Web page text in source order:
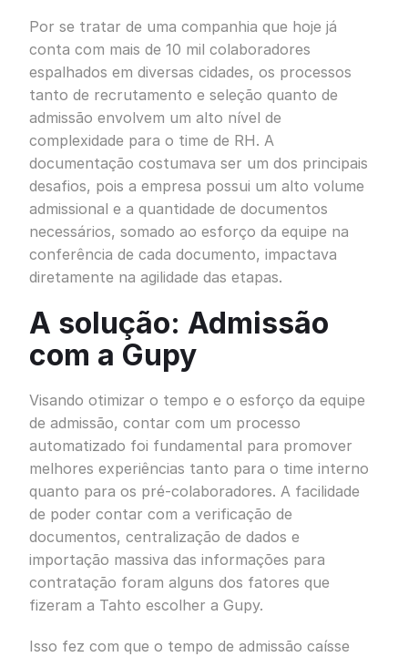
Por se tratar de uma companhia que hoje já
conta com mais de 10 mil colaboradores
espalhados em diversas cidades, os processos
tanto de recrutamento e seleção quanto de
admissão envolvem um alto nível de
complexidade para o time de RH. A
documentação costumava ser um dos principais
desafios, pois a empresa possui um alto volume
admissional e a quantidade de documentos
necessários, somado ao esforço da equipe na
conferência de cada documento, impactava
diretamente na agilidade das etapas.
A solução: Admissão
com a Gupy
Visando otimizar o tempo e o esforço da equipe
de admissão, contar com um processo
automatizado foi fundamental para promover
melhores experiências tanto para o time interno
quanto para os pré-colaboradores. A facilidade
de poder contar com a verificação de
documentos, centralização de dados e
importação massiva das informações para
contratação foram alguns dos fatores que
fizeram a Tahto escolher a Gupy.
Isso fez com que o tempo de admissão caísse